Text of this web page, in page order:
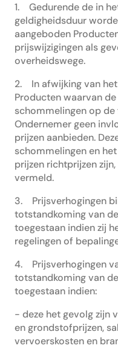
1. Gedurende de in
geldigheidsduur
aangeboden
prijswijzigingen als
overheidswege.
2. In afwijking van
Producten waarvan
schommelingen op
Ondernemer geen
prijzen aanbieden.
schommelingen en
prijzen richtprijzen
vermeld.
3. Prijsverhogingen
totstandkoming van
toegestaan indien zij
regelingen of
4. Prijsverhogingen
totstandkoming van
toegestaan indien:
- deze het gevolg zijn
en grondstofprijzen,
vervoerskosten en